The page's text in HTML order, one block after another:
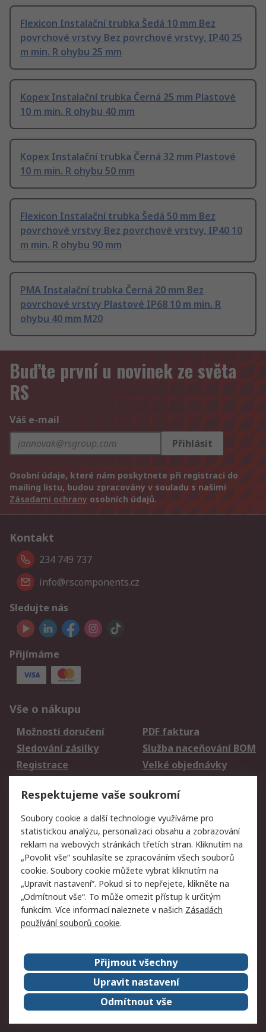
Flexicon Instalační trubka Šedá 10 mm Bez
povrchové vrstvy Bez povrchové vrstvy, IP40 25
m min. R ohybu 25 mm
Kopex Instalační trubka Černá 25 mm Plastové
10 m min. R ohybu 40 mm
Kopex Instalační trubka Černá 32 mm Plastové
10 m min. R ohybu 50 mm
Flexicon Instalační trubka Šedá 50 mm Bez
povrchové vrstvy Bez povrchové vrstvy, IP40 10
m min. R ohybu 90 mm
PMA Instalační trubka Černá 20 mm Bez
povrchové vrstvy Plastové IP68 10 m min. R
ohybu 40 mm M20
Buďte první u novinek ze světa
RS
Váš e-mail
Přihlásit
Osobní údaje, které nám poskytnete při registraci do
mailing listu, budou zpracovány v souladu s našimi
Zásadami ochrany osobních údajů.
Kontakt
234 749 737
info@rscomponents.cz
Sledujte nás
Přijímáme
Vše o nákupu
Možnosti doručení
PDF faktura
Sledování zásilky
Služba naceňování BOM
Registrace
Velké objednávky
Právní
Autorská práva
Obchodní podmínky
společnosti RS
Prohlášení o ochraně
údajů
Zabezpečení
elektronické pošty
Zásady pro soubory
cookie
Zásady ochrany
osobních údajů
Kontakt
O naší společnosti
RS Group
Kariéra
Ocenění
ESG
Respektujeme vaše soukromí
Soubory cookie a další technologie využíváme pro
statistickou analýzu, personalizaci obsahu a zobrazování
reklam na webových stránkách třetích stran. Kliknutím na
„Povolit vše“ souhlasíte se zpracováním všech souborů
cookie. Soubory cookie můžete vybrat kliknutím na
„Upravit nastavení“. Pokud si to nepřejete, klikněte na
„Odmítnout vše“. To může omezit přístup k určitým
funkcím. Více informací naleznete v našich Zásadách
používání souborů cookie.
Přijmout všechny
Upravit nastavení
Odmítnout vše